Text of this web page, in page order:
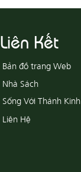
Liên Kết
Bản đồ trang Web
Nhà Sách
Sống Với Thánh Kinh
Liên Hệ